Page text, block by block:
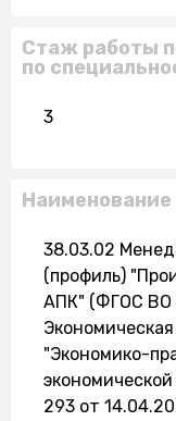
Стаж работы
по
3
Наименование
38.03.02
(профиль)
АПК" (ФГОС ВО
"Экономико-
293 от